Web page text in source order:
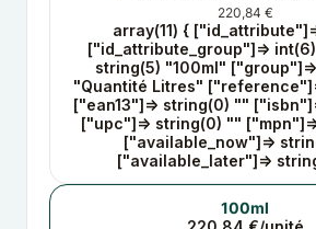
220,84 €
array(11) {
["id_attribute_group"]=>
string(5) "100ml"
"Quantité Litres"
["ean13"]=> string(0) ""
["upc"]=> string(0) ""
["available_now"]=>
["available_later"]=>
100ml